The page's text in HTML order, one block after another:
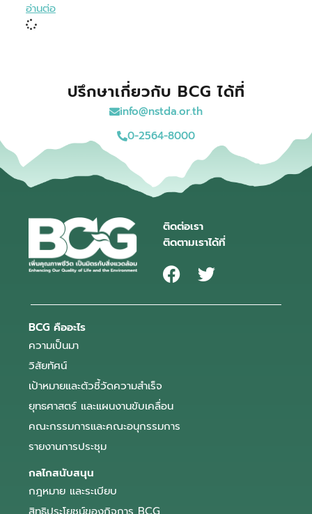
อ่านต่อ
ปรึกษาเกี่ยวกับ BCG ได้ที่
info@nstda.or.th
0-2564-8000
ติดต่อเรา
ติดตามเราได้ที่
BCG คืออะไร
ความเป็นมา
วิสัยทัศน์
เป้าหมายและตัวชี้วัดความสำเร็จ
ยุทธศาสตร์ และแผนงานขับเคลื่อน
คณะกรรมการและคณะอนุกรรมการ
รายงานการประชุม
กลไกสนับสนุน
กฎหมาย และระเบียบ